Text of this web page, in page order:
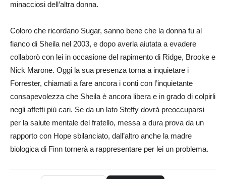
minacciosi dell’altra donna.
Coloro che ricordano Sugar, sanno bene che la donna fu al
fianco di Sheila nel 2003, e dopo averla aiutata a evadere
collaborò con lei in occasione del rapimento di Ridge, Brooke e
Nick Marone. Oggi la sua presenza torna a inquietare i
Forrester, chiamati a fare ancora i conti con l’inquietante
consapevolezza che Sheila è ancora libera e in grado di colpirli
negli affetti più cari. Se da un lato Steffy dovrà preoccuparsi
per la salute mentale del fratello, messa a dura prova da un
rapporto con Hope sbilanciato, dall’altro anche la madre
biologica di Finn tornerà a rappresentare per lei un problema.